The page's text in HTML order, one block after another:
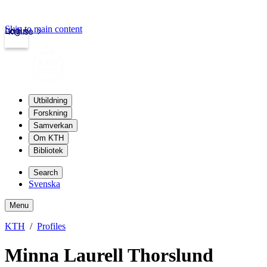
kth.se
Login
Skip to main content
Utbildning
Forskning
Samverkan
Om KTH
Bibliotek
Search
Svenska
Menu
KTH Profiles
Minna Laurell Thorslund